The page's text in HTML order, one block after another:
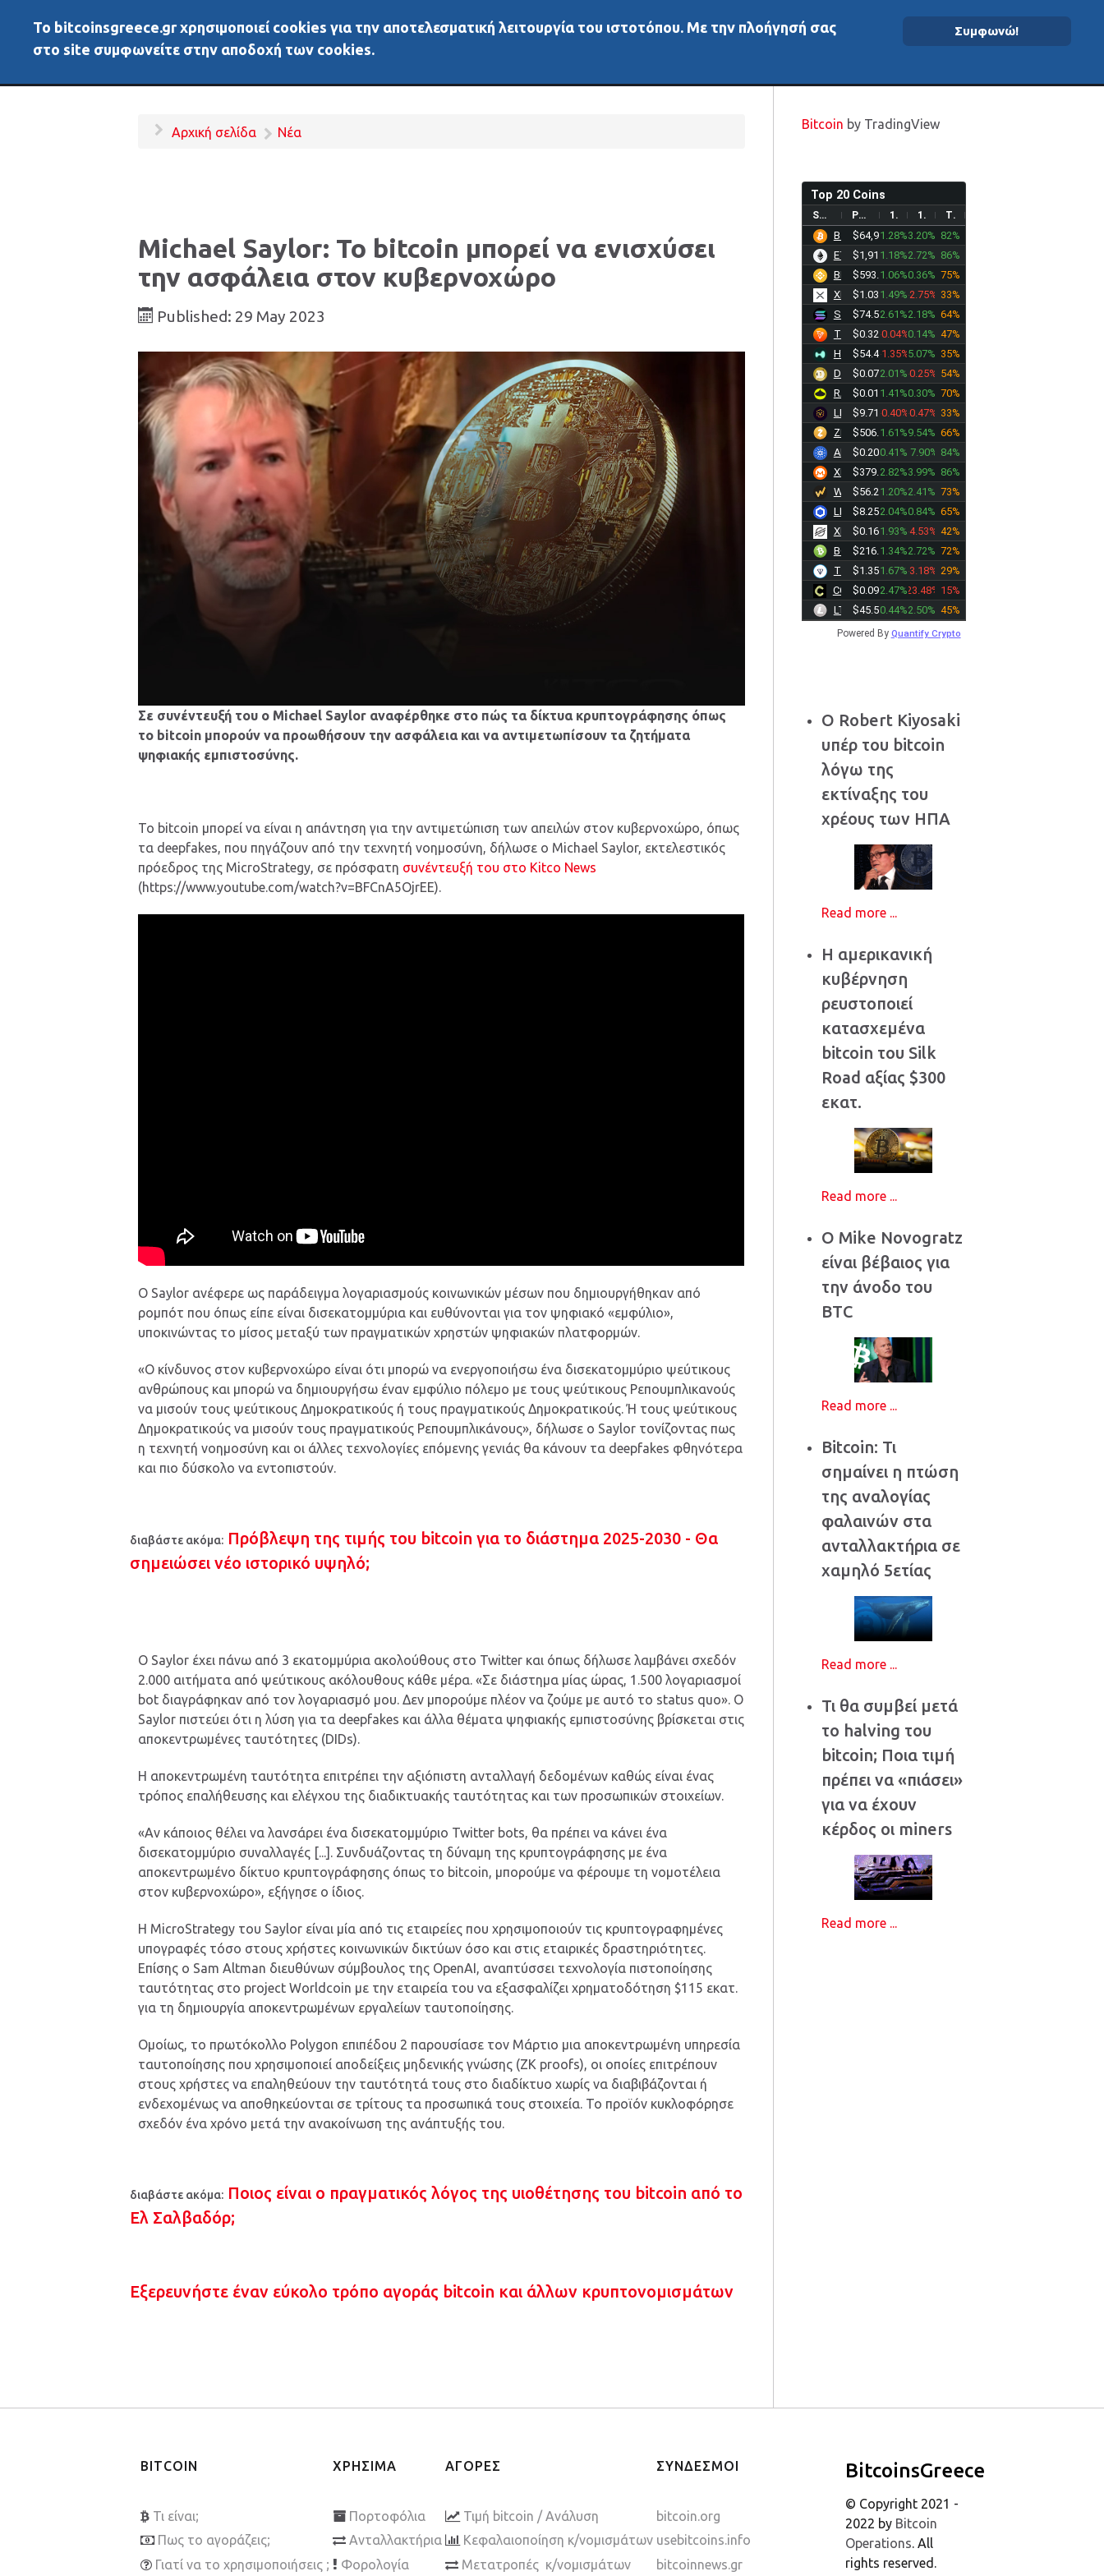
BitcoinsGreeceΑρχική
Αρχική σελίδα Νέα
Michael Saylor: Το bitcoin μπορεί να ενισχύσει
την ασφάλεια στον κυβερνοχώρο
Published: 29 May 2023
Σε συνέντευξή του ο Michael Saylor αναφέρθηκε στο πώς τα δίκτυα κρυπτογράφησης όπως
το bitcoin μπορούν να προωθήσουν την ασφάλεια και να αντιμετωπίσουν τα ζητήματα
ψηφιακής εμπιστοσύνης.
Το bitcoin μπορεί να είναι η απάντηση για την αντιμετώπιση των απειλών στον κυβερνοχώρο, όπως
τα deepfakes, που πηγάζουν από την τεχνητή νοημοσύνη, δήλωσε ο Michael Saylor, εκτελεστικός
πρόεδρος της MicroStrategy, σε πρόσφατη συνέντευξή του στο Kitco News
(https://www.youtube.com/watch?v=BFCnA5OjrEE).
Ο Saylor ανέφερε ως παράδειγμα λογαριασμούς κοινωνικών μέσων που δημιουργήθηκαν από
ρομπότ που όπως είπε είναι δισεκατομμύρια και ευθύνονται για τον ψηφιακό «εμφύλιο»,
υποκινώντας το μίσος μεταξύ των πραγματικών χρηστών ψηφιακών πλατφορμών.
«Ο κίνδυνος στον κυβερνοχώρο είναι ότι μπορώ να ενεργοποιήσω ένα δισεκατομμύριο ψεύτικους
ανθρώπους και μπορώ να δημιουργήσω έναν εμφύλιο πόλεμο με τους ψεύτικους Ρεπουμπλικανούς
να μισούν τους ψεύτικους Δημοκρατικούς ή τους πραγματικούς Δημοκρατικούς. Ή τους ψεύτικους
Δημοκρατικούς να μισούν τους πραγματικούς Ρεπουμπλικάνους», δήλωσε ο Saylor τονίζοντας πως
η τεχνητή νοημοσύνη και οι άλλες τεχνολογίες επόμενης γενιάς θα κάνουν τα deepfakes φθηνότερα
και πιο δύσκολο να εντοπιστούν.
διαβάστε ακόμα: Πρόβλεψη της τιμής του bitcoin για το διάστημα 2025-2030 - Θα
σημειώσει νέο ιστορικό υψηλό;
Ο Saylor έχει πάνω από 3 εκατομμύρια ακολούθους στο Twitter και όπως δήλωσε λαμβάνει σχεδόν
2.000 αιτήματα από ψεύτικους ακόλουθους κάθε μέρα. «Σε διάστημα μίας ώρας, 1.500 λογαριασμοί
bot διαγράφηκαν από τον λογαριασμό μου. Δεν μπορούμε πλέον να ζούμε με αυτό το status quo». Ο
Saylor πιστεύει ότι η λύση για τα deepfakes και άλλα θέματα ψηφιακής εμπιστοσύνης βρίσκεται στις
αποκεντρωμένες ταυτότητες (DIDs).
H αποκεντρωμένη ταυτότητα επιτρέπει την αξιόπιστη ανταλλαγή δεδομένων καθώς είναι ένας
τρόπος επαλήθευσης και ελέγχου της διαδικτυακής ταυτότητας και των προσωπικών στοιχείων.
«Αν κάποιος θέλει να λανσάρει ένα δισεκατομμύριο Twitter bots, θα πρέπει να κάνει ένα
δισεκατομμύριο συναλλαγές [...]. Συνδυάζοντας τη δύναμη της κρυπτογράφησης με ένα
αποκεντρωμένο δίκτυο κρυπτογράφησης όπως το bitcoin, μπορούμε να φέρουμε τη νομοτέλεια
στον κυβερνοχώρο», εξήγησε ο ίδιος.
Η MicroStrategy του Saylor είναι μία από τις εταιρείες που χρησιμοποιούν τις κρυπτογραφημένες
υπογραφές τόσο στους χρήστες κοινωνικών δικτύων όσο και στις εταιρικές δραστηριότητες.
Επίσης ο Sam Altman διευθύνων σύμβουλος της OpenAI, αναπτύσσει τεχνολογία πιστοποίησης
ταυτότητας στο project Worldcoin με την εταιρεία του να εξασφαλίζει χρηματοδότηση $115 εκατ.
για τη δημιουργία αποκεντρωμένων εργαλείων ταυτοποίησης.
Ομοίως, το πρωτόκολλο Polygon επιπέδου 2 παρουσίασε τον Μάρτιο μια αποκεντρωμένη υπηρεσία
ταυτοποίησης που χρησιμοποιεί αποδείξεις μηδενικής γνώσης (ZK proofs), οι οποίες επιτρέπουν
στους χρήστες να επαληθεύουν την ταυτότητά τους στο διαδίκτυο χωρίς να διαβιβάζονται ή
ενδεχομένως να αποθηκεύονται σε τρίτους τα προσωπικά τους στοιχεία. Το προϊόν κυκλοφόρησε
σχεδόν ένα χρόνο μετά την ανακοίνωση της ανάπτυξής του.
διαβάστε ακόμα: Ποιος είναι ο πραγματικός λόγος της υιοθέτησης του bitcoin από το
Ελ Σαλβαδόρ;
Εξερευνήστε έναν εύκολο τρόπο αγοράς bitcoin και άλλων κρυπτονομισμάτων
Bitcoin by TradingView
Top 20 Coins
SYMBOL PRICE 1D% 1W% TREND
BTC$64,948.73
1.28%3.20% 82%
ETH$1,915.49
1.18%2.72% 86%
BNB$593.071.06%0.36% 75%
XRP $1.03281.49%-2.75% 33%
SOL$74.5199
2.61%2.18% 64%
TRX$0.3280-0.04%0.14% 47%
HYPE$54.4893-1.35%5.07% 35%
DOGE$0.07022.01%-0.25% 54%
RAIN$0.01271.41%0.30% 70%
LEO $9.7110-0.40%-0.47% 33%
ZEC $506.951.61%9.54% 66%
ADA$0.20130.41%17.90% 84%
XMR$379.812.82%3.99% 86%
WBT$56.2530
1.20%2.41% 73%
LINK$8.25902.04%0.84% 65%
XLM$0.16301.93%-4.53% 42%
BCH$216.201.34%2.72% 72%
TONCOIN
$1.35271.67%-3.18% 29%
CC
$0.09012.47%-23.48% 15%
LTC $45.5500
0.44%2.50% 45%
Powered By Quantify Crypto
Ο Robert Kiyosaki
υπέρ του bitcoin
λόγω της
εκτίναξης του
χρέους των ΗΠΑ
Read more ...
Η αμερικανική
κυβέρνηση
ρευστοποιεί
κατασχεμένα
bitcoin του Silk
Road αξίας $300
εκατ.
Read more ...
Ο Mike Novogratz
είναι βέβαιος για
την άνοδο του
BTC
Read more ...
Bitcoin: Τι
σημαίνει η πτώση
της αναλογίας
φαλαινών στα
ανταλλακτήρια σε
χαμηλό 5ετίας
Read more ...
Τι θα συμβεί μετά
το halving του
bitcoin; Ποια τιμή
πρέπει να «πιάσει»
για να έχουν
κέρδος οι miners
Read more ...
BITCOIN
Τι είναι;
Πως το αγοράζεις;
Γιατί να το χρησιμοποιήσεις ;
ΧΡΗΣΙΜΑ
Πορτοφόλια
Ανταλλακτήρια
Φορολογία
ΑΓΟΡΕΣ
Τιμή bitcoin / Ανάλυση
Κεφαλαιοποίηση κ/νομισμάτων
Μετατροπές κ/νομισμάτων
ΣΥΝΔΕΣΜΟΙ
bitcoin.org
usebitcoins.info
bitcoinnews.gr
BitcoinsGreece
© Copyright 2021 -
2022 by Bitcoin
Operations. All
rights reserved.
To bitcoinsgreece.gr χρησιμοποιεί cookies για την αποτελεσματική λειτουργία του ιστοτόπου. Με την πλοήγησή σας
στο site συμφωνείτε στην αποδοχή των cookies.
Συμφωνώ!